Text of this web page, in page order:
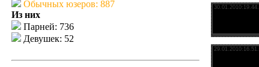
Обычных юзеров: 887
Из них
Парней: 736
Девушек: 52